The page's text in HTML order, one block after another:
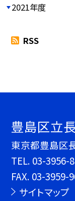
2021年度
RSS
豊島区立
東京都豊島区
TEL. 03-3956-
FAX. 03-3959-
サイトマップ